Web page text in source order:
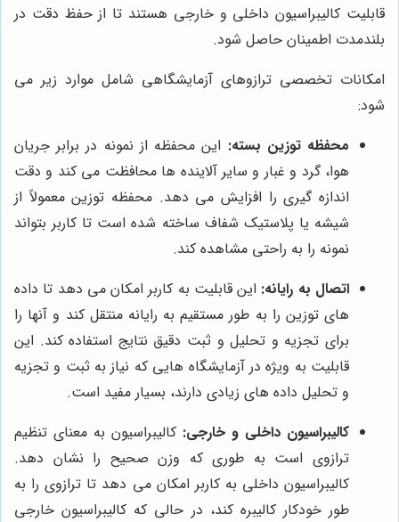
قابلیت کالیبراسیون داخلی و خارجی هستند تا از حفظ دقت در
بلندمدت اطمینان حاصل شود.
امکانات تخصصی ترازوهای آزمایشگاهی شامل موارد زیر می
شود:
محفظه توزین بسته: این محفظه از نمونه در برابر جریان
هوا، گرد و غبار و سایر آلاینده ها محافظت می کند و دقت
اندازه گیری را افزایش می دهد. محفظه توزین معمولاً از
شیشه یا پلاستیک شفاف ساخته شده است تا کاربر بتواند
نمونه را به راحتی مشاهده کند.
اتصال به رایانه: این قابلیت به کاربر امکان می دهد تا داده
های توزین را به طور مستقیم به رایانه منتقل کند و آنها را
برای تجزیه و تحلیل و ثبت دقیق نتایج استفاده کند. این
قابلیت به ویژه در آزمایشگاه هایی که نیاز به ثبت و تجزیه
و تحلیل داده های زیادی دارند، بسیار مفید است.
کالیبراسیون داخلی و خارجی: کالیبراسیون به معنای تنظیم
ترازوی است به طوری که وزن صحیح را نشان دهد.
کالیبراسیون داخلی به کاربر امکان می دهد تا ترازوی را به
طور خودکار کالیبره کند، در حالی که کالیبراسیون خارجی